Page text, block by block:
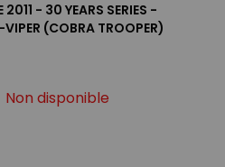
2011 - 30 YEARS SERIES -
(COBRA TROOPER)
Non disponible